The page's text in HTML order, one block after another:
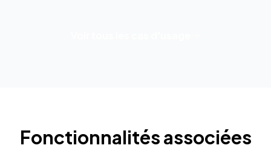
Fonctionnalités associées